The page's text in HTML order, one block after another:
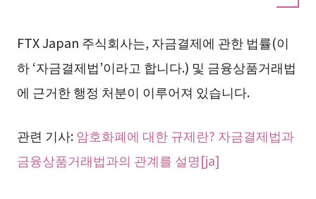
FTX Japan 주식회사는, 자금결제에 관한 법률(이
하 ‘자금결제법’이라고 합니다.) 및 금융상품거래법
에 근거한 행정 처분이 이루어져 있습니다.
관련 기사:암호화폐에 대한 규제란? 자금결제법과
금융상품거래법과의 관계를 설명[ja]